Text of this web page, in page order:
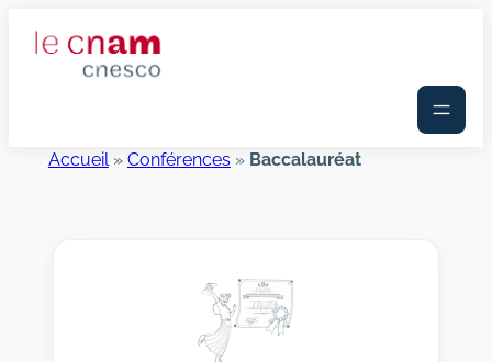
Accueil» Conférences» Baccalauréat